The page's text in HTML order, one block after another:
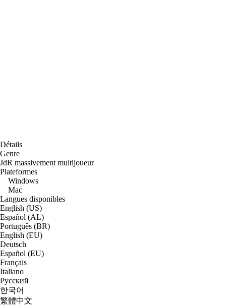
Détails
Genre
JdR massivement multijoueur
Plateformes
Windows
Mac
Langues disponibles
English (US)
Español (AL)
Português (BR)
English (EU)
Deutsch
Español (EU)
Français
Italiano
Русский
한국어
繁體中文